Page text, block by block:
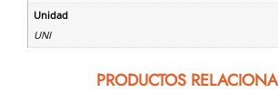
Unidad
UNI
PRODUCTOS